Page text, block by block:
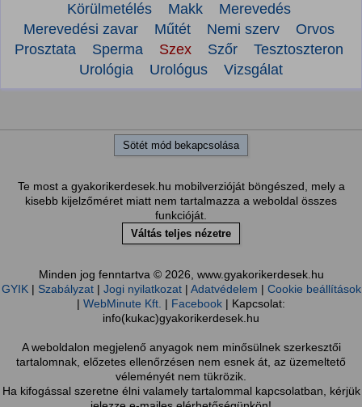
Körülmetélés
Makk
Merevedés
Merevedési zavar
Műtét Nemi szerv
Orvos
Prosztata
Sperma Szex Szőr
Tesztoszteron
Urológia
Urológus Vizsgálat
Sötét mód bekapcsolása
Te most a gyakorikerdesek.hu mobilverzióját böngészed, mely a
kisebb kijelzőméret miatt nem tartalmazza a weboldal összes
funkcióját.
Váltás teljes nézetre
Minden jog fenntartva © 2026, www.gyakorikerdesek.hu
GYIK| Szabályzat| Jogi nyilatkozat| Adatvédelem | Cookie beállítások
| WebMinute Kft. | Facebook | Kapcsolat:
info(kukac)gyakorikerdesek.hu
A weboldalon megjelenő anyagok nem minősülnek szerkesztői
tartalomnak, előzetes ellenőrzésen nem esnek át, az üzemeltető
véleményét nem tükrözik.
Ha kifogással szeretne élni valamely tartalommal kapcsolatban, kérjük